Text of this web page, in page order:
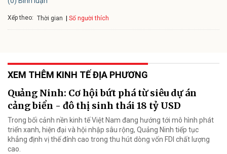
Xếp theo: Thời gian Số người thích
XEM THÊM KINH TẾ ĐỊA PHƯƠNG
Quảng Ninh: Cơ hội bứt phá từ siêu dự án
cảng biển - đô thị sinh thái 18 tỷ USD
Trong bối cảnh nền kinh tế Việt Nam đang hướng tới mô hình phát
triển xanh, hiện đại và hội nhập sâu rộng, Quảng Ninh tiếp tục
khẳng định vị thế đỉnh cao trong thu hút dòng vốn FDI chất lượng
cao.